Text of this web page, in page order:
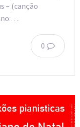
– (canção
0